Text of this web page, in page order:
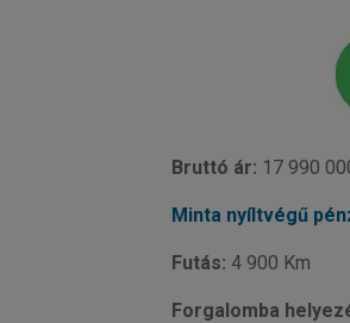
Bruttó ár: 17 990
Minta nyíltvégű
Futás: 4 900 Km
Forgalomba